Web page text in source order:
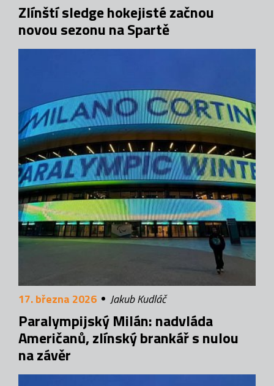
Zlínští sledge hokejisté začnou
novou sezonu na Spartě
17. března 2026 Jakub Kudláč
Paralympijský Milán: nadvláda
Američanů, zlínský brankář s nulou
na závěr